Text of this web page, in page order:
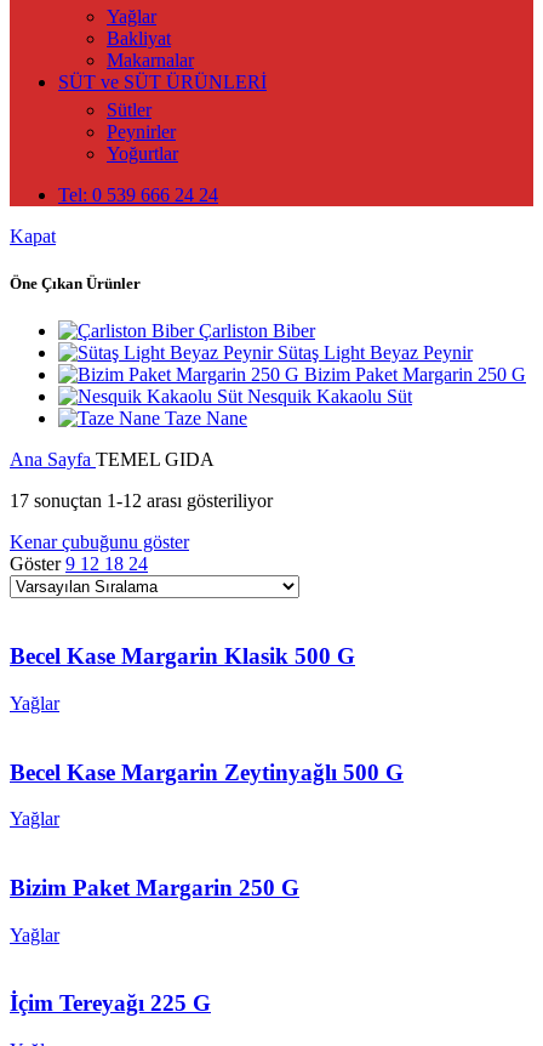
Yağlar
Bakliyat
Makarnalar
SÜT ve SÜT ÜRÜNLERİ
Sütler
Peynirler
Yoğurtlar
Tel: 0 539 666 24 24
Kapat
Öne Çıkan Ürünler
Çarliston Biber
Sütaş Light Beyaz Peynir
Bizim Paket Margarin 250 G
Nesquik Kakaolu Süt
Taze Nane
Ana Sayfa TEMEL GIDA
17 sonuçtan 1-12 arası gösteriliyor
Kenar çubuğunu göster
Göster9 12 18 24
Becel Kase Margarin Klasik 500 G
Yağlar
Becel Kase Margarin Zeytinyağlı 500 G
Yağlar
Bizim Paket Margarin 250 G
Yağlar
İçim Tereyağı 225 G